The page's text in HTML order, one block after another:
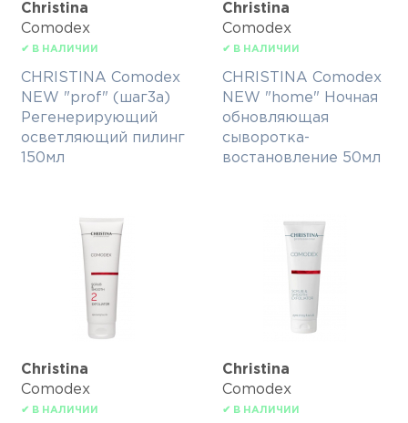
Christina
Comodex
✔ В НАЛИЧИИ
CHRISTINA Comodex
NEW "prof" (шаг3а)
Регенерирующий
осветляющий пилинг
150мл
Christina
Comodex
✔ В НАЛИЧИИ
CHRISTINA Comodex
NEW "home" Ночная
обновляющая
сыворотка-
востановление 50мл
Christina
Comodex
✔ В НАЛИЧИИ
Christina
Comodex
✔ В НАЛИЧИИ